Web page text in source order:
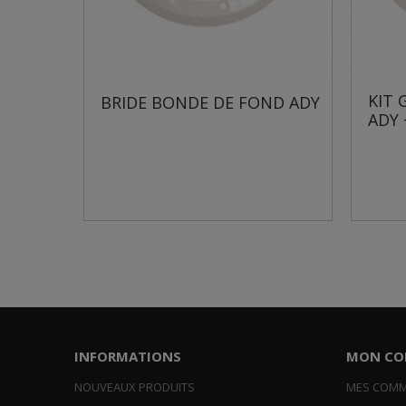
BRIDE BONDE DE FOND ADY
KIT GRILLE
ADY + VIS
INFORMATIONS
NOUVEAUX PRODUITS
MON
MES